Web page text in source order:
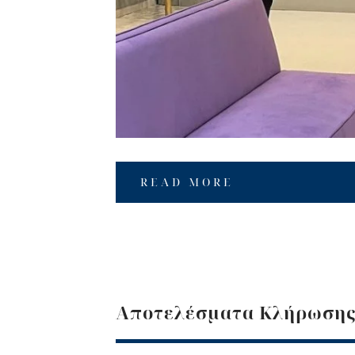
READ MORE
Αποτελέσματα Κλήρωσης